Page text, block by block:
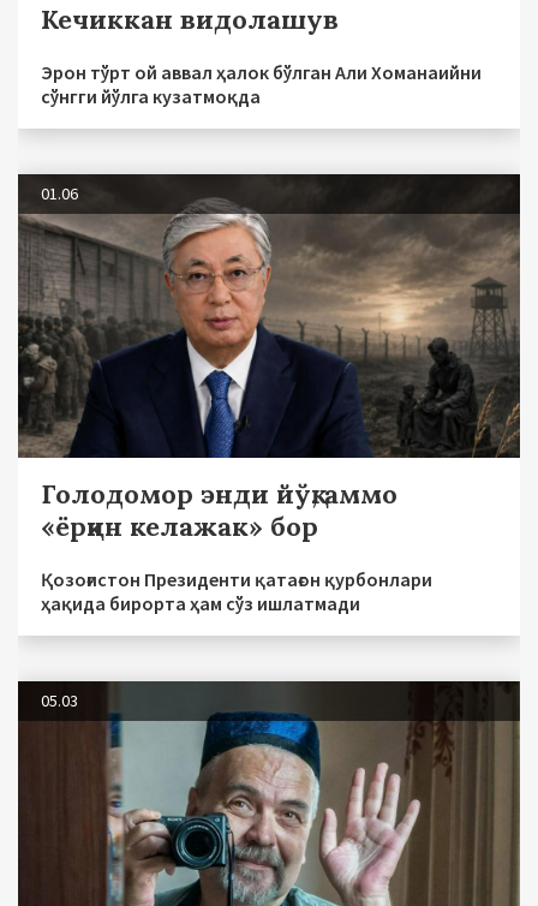
Кечиккан видолашув
Эрон тўрт ой аввал ҳалок бўлган Али Хоманаийни
сўнгги йўлга кузатмоқда
01.06
Голодомор энди йўқ, аммо
«ёрқин келажак» бор
Қозоғистон Президенти қатағон қурбонлари
ҳақида бирорта ҳам сўз ишлатмади
05.03